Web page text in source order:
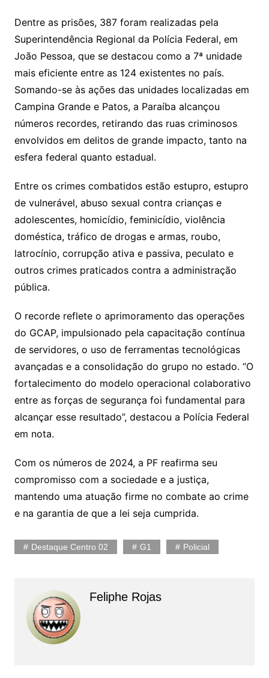
Dentre as prisões, 387 foram realizadas pela
Superintendência Regional da Polícia Federal, em
João Pessoa, que se destacou como a 7ª unidade
mais eficiente entre as 124 existentes no país.
Somando-se às ações das unidades localizadas em
Campina Grande e Patos, a Paraíba alcançou
números recordes, retirando das ruas criminosos
envolvidos em delitos de grande impacto, tanto na
esfera federal quanto estadual.
Entre os crimes combatidos estão estupro, estupro
de vulnerável, abuso sexual contra crianças e
adolescentes, homicídio, feminicídio, violência
doméstica, tráfico de drogas e armas, roubo,
latrocínio, corrupção ativa e passiva, peculato e
outros crimes praticados contra a administração
pública.
O recorde reflete o aprimoramento das operações
do GCAP, impulsionado pela capacitação contínua
de servidores, o uso de ferramentas tecnológicas
avançadas e a consolidação do grupo no estado. “O
fortalecimento do modelo operacional colaborativo
entre as forças de segurança foi fundamental para
alcançar esse resultado”, destacou a Polícia Federal
em nota.
Com os números de 2024, a PF reafirma seu
compromisso com a sociedade e a justiça,
mantendo uma atuação firme no combate ao crime
e na garantia de que a lei seja cumprida.
Destaque Centro 02 G1 Policial
Feliphe Rojas